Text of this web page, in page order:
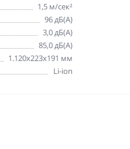
1,5 м/сек²
96 дБ(A)
3,0 дБ(A)
85,0 дБ(A)
1.120x223x191 мм
Li-ion